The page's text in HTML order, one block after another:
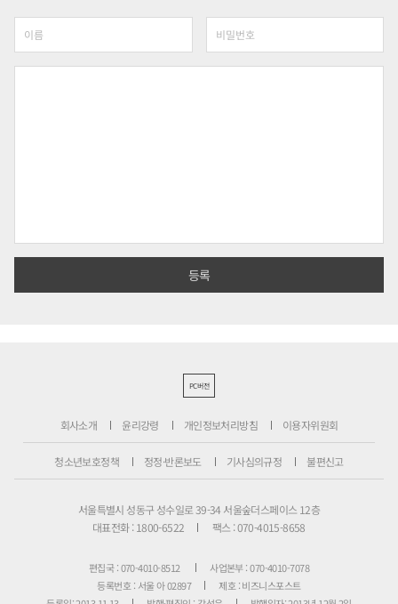
PC버전
회사소개 윤리강령 개인정보처리방침 이용자위원회
청소년보호정책 정정·반론보도 기사심의규정 불편신고
서울특별시 성동구 성수일로 39-34 서울숲더스페이스 12층
대표전화 : 1800-6522
팩스 : 070-4015-8658
편집국 : 070-4010-8512
사업본부 : 070-4010-7078
등록번호 : 서울 아 02897
제호 : 비즈니스포스트